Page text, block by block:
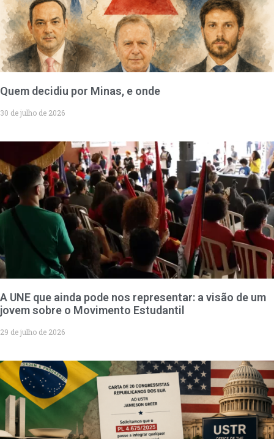
Quem decidiu por Minas, e onde
30 de julho de 2026
A UNE que ainda pode nos representar: a visão de um
jovem sobre o Movimento Estudantil
29 de julho de 2026